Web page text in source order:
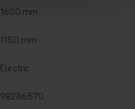
1600 mm
1150 mm
Electric
98286570